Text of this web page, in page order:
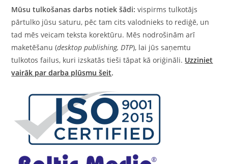
Mūsu tulkošanas darbs notiek šādi: vispirms tulkotājs
pārtulko jūsu saturu, pēc tam cits valodnieks to rediģē, un
tad mēs veicam teksta korektūru. Mēs nodrošinām arī
maketēšanu (desktop publishing, DTP), lai jūs saņemtu
tulkotos failus, kuri izskatās tieši tāpat kā oriģināli. Uzziniet
vairāk par darba plūsmušeit.